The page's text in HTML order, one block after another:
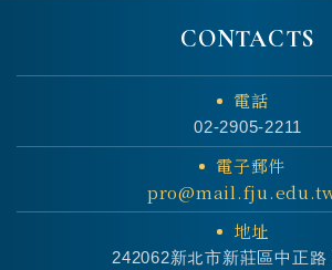
CONTACTS
電話
02-2905-2211
電子郵件
地址
242062新北市新莊區中正路